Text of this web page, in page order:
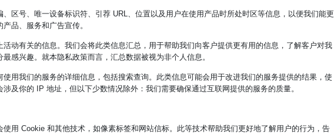
区号、唯一设备标识符、引荐 URL、位置以及用户在使用产品时所处时区等信息，以便我们能更
品、服务和广告宣传。
动有关的信息。我们会将此类信息汇总，用于帮助我们向客户提供更有用的信息，了解客户对我
感兴趣。就本隐私政策而言，汇总数据被视为非个人信息。
用我们的服务的详细信息，包括搜索查询。此类信息可能会用于改进我们的服务提供的结果，使
及你的 IP 地址，但以下少数情况除外：我们需要确保通过互联网提供的服务的质量。
用 Cookie 和其他技术，如像素标签和网站信标。此等技术帮助我们更好地了解用户的行为，告